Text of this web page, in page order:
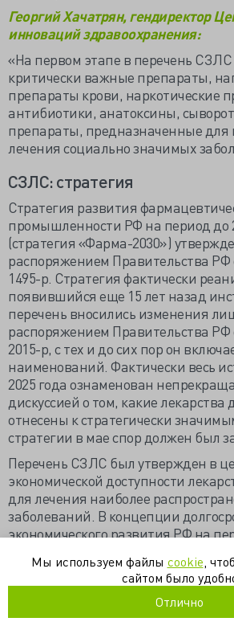
Георгий Хачатрян, гендиректор
инноваций здравоохранения:
«На первом этапе в перечень СЗЛС
критически важные препараты,
препараты крови, наркотические
антибиотики, анатоксины,
препараты, предназначенные для
лечения социально значимых
СЗЛС: стратегия
Стратегия развития
промышленности РФ на период до
(стратегия «Фарма-2030»)
распоряжением Правительства РФ
1495-р. Стратегия фактически
появившийся еще 15 лет назад
перечень вносились изменения
распоряжением Правительства РФ
2015-р, с тех и до сих пор он
наименований. Фактически весь
2025 года ознаменован
дискуссией о том, какие
отнесены к стратегически
стратегии в мае спор должен был
Перечень СЗЛС был утвержден в
экономической доступности
для лечения наиболее
заболеваний. В концепции
экономического развития РФ на
цикла производства на
необходимых лекарственных
В развитие данных установлений
Мы используем файлы cookie ,
сайтом было
Отлично